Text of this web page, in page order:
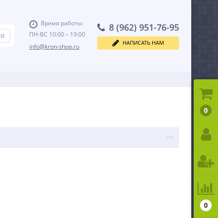
Время работы:
ПН-ВС 10:00 – 19:00
info@kron-shop.ru
8 (962) 951-76-95
НАПИСАТЬ НАМ
0
0